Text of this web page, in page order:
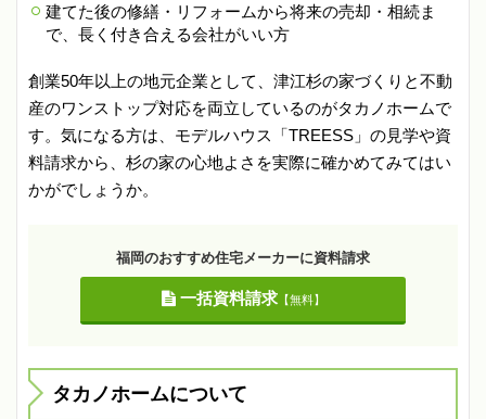
建てた後の修繕・リフォームから将来の売却・相続ま
で、長く付き合える会社がいい方
創業50年以上の地元企業として、津江杉の家づくりと不動
産のワンストップ対応を両立しているのがタカノホームで
す。気になる方は、モデルハウス「TREESS」の見学や資
料請求から、杉の家の心地よさを実際に確かめてみてはい
かがでしょうか。
福岡のおすすめ住宅メーカーに資料請求
一括資料請求【無料】
タカノホームについて